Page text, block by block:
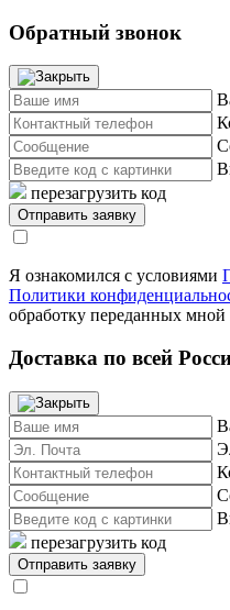
Обратный звонок
перезагрузить код
Я ознакомился с условиями
Политики
обработку переданных
Доставка по всей
перезагрузить код